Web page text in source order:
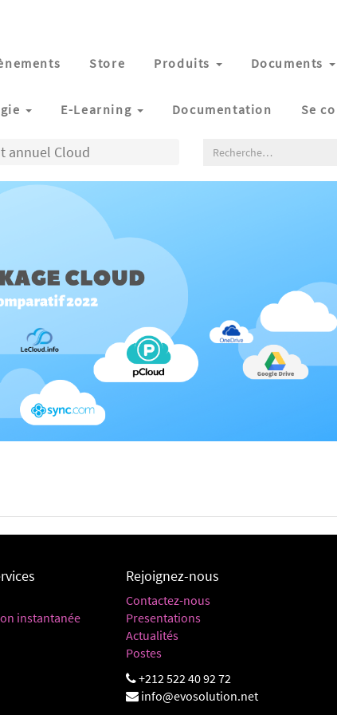
Store Produits Documents
E-Learning Documentation Se
annuel Cloud
instantanée
Rejoignez-nous
Contactez-nous
Presentations
Actualités
Postes
+212 522 40 92 72
info@evosolution.net